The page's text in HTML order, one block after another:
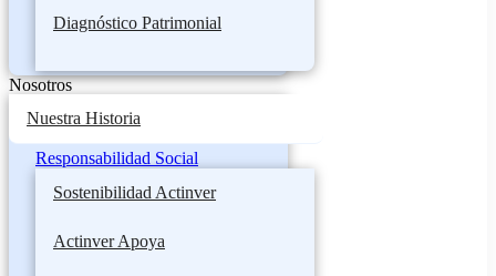
Diagnóstico Patrimonial
Nosotros
Nuestra Historia
Responsabilidad Social
Sostenibilidad Actinver
Actinver Apoya